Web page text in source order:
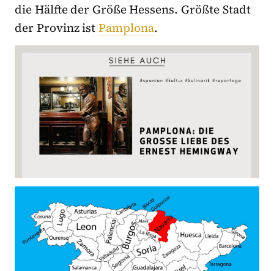
die Hälfte der Größe Hessens. Größte Stadt
der Provinz istPamplona.